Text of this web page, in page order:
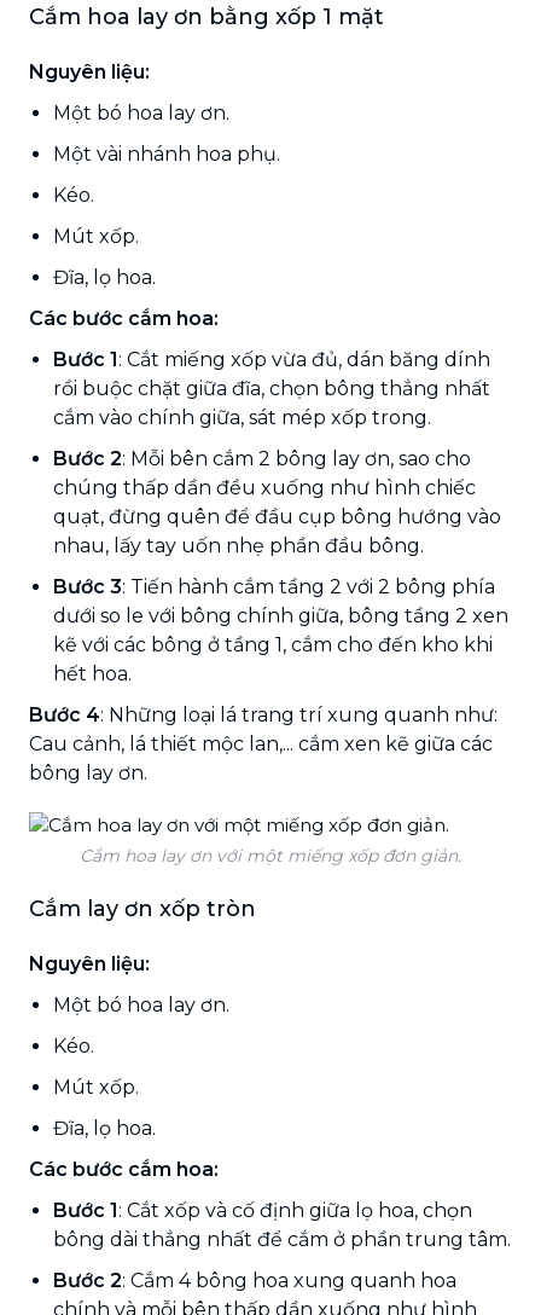
Cắm hoa lay ơn bằng xốp 1 mặt
Nguyên liệu:
Một bó hoa lay ơn.
Một vài nhánh hoa phụ.
Kéo.
Mút xốp.
Đĩa, lọ hoa.
Các bước cắm hoa:
Bước 1: Cắt miếng xốp vừa đủ, dán băng dính
rồi buộc chặt giữa đĩa, chọn bông thẳng nhất
cắm vào chính giữa, sát mép xốp trong.
Bước 2: Mỗi bên cắm 2 bông lay ơn, sao cho
chúng thấp dần đều xuống như hình chiếc
quạt, đừng quên để đầu cụp bông hướng vào
nhau, lấy tay uốn nhẹ phần đầu bông.
Bước 3: Tiến hành cắm tầng 2 với 2 bông phía
dưới so le với bông chính giữa, bông tầng 2 xen
kẽ với các bông ở tầng 1, cắm cho đến kho khi
hết hoa.
Bước 4: Những loại lá trang trí xung quanh như:
Cau cảnh, lá thiết mộc lan,... cắm xen kẽ giữa các
bông lay ơn.
Cắm hoa lay ơn với một miếng xốp đơn giản.
Cắm lay ơn xốp tròn
Nguyên liệu:
Một bó hoa lay ơn.
Kéo.
Mút xốp.
Đĩa, lọ hoa.
Các bước cắm hoa:
Bước 1: Cắt xốp và cố định giữa lọ hoa, chọn
bông dài thẳng nhất để cắm ở phần trung tâm.
Bước 2: Cắm 4 bông hoa xung quanh hoa
chính và mỗi bên thấp dần xuống như hình